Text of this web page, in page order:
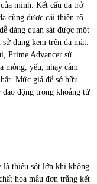
mình. Kết cấu da trở
cũng được cải thiện rõ
dàng quan sát được một
dụng kem trên da mặt.
Prime Advancer sử
mỏng, yếu, nhạy cảm
Mức giá để sở hữu
động trong khoảng từ
là thiếu sót lớn khi không
hoa mẫu đơn trắng kết